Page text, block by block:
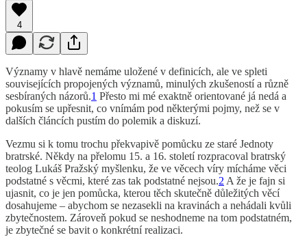
4
Významy v hlavě nemáme uložené v definicích, ale ve spleti
souvisejících propojených významů, minulých zkušeností a různě
sesbíraných názorů.1 Přesto mi mé exaktně orientované já nedá a
pokusím se upřesnit, co vnímám pod některými pojmy, než se v
dalších článcích pustím do polemik a diskuzí.
Vezmu si k tomu trochu překvapivě pomůcku ze staré Jednoty
bratrské. Někdy na přelomu 15. a 16. století rozpracoval bratrský
teolog Lukáš Pražský myšlenku, že ve věcech víry mícháme věci
podstatné s věcmi, které zas tak podstatné nejsou.2 A že je fajn si
ujasnit, co je jen pomůcka, kterou těch skutečně důležitých věcí
dosahujeme – abychom se nezasekli na kravinách a nehádali kvůli
zbytečnostem. Zároveň pokud se neshodneme na tom podstatném,
je zbytečné se bavit o konkrétní realizaci.